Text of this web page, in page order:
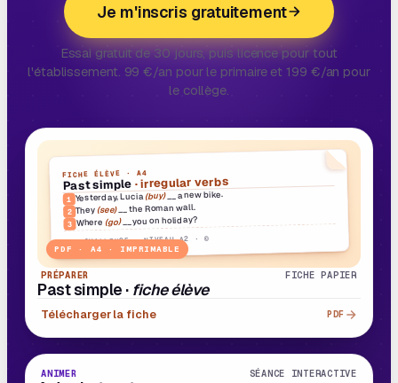
Je m'inscris gratuitement
Essai gratuit de 30 jours, puis licence pour tout
l'établissement. 99 €/an pour le primaire et 199 €/an pour
le collège.
FICHE ÉLÈVE · A4
Past simple · irregular verbs
1 Yesterday, Lucia(buy)__ a new bike.
2 They (see)__ the Roman wall.
3 Where (go)__ you on holiday?
BIG CHALLENGE · NIVEAU A2 · ©
PDF · A4 · IMPRIMABLE
PRÉPARER FICHE PAPIER
Past simple · fiche élève
Télécharger la fiche PDF
ANIMER SÉANCE INTERACTIVE